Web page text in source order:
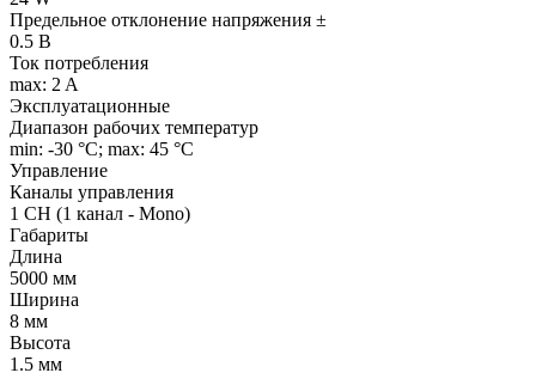
Предельное отклонение напряжения ±
0.5 В
Ток потребления
max: 2 A
Эксплуатационные
Диапазон рабочих температур
min: -30 °C; max: 45 °C
Управление
Каналы управления
1 CH (1 канал - Mono)
Габариты
Длина
5000 мм
Ширина
8 мм
Высота
1.5 мм